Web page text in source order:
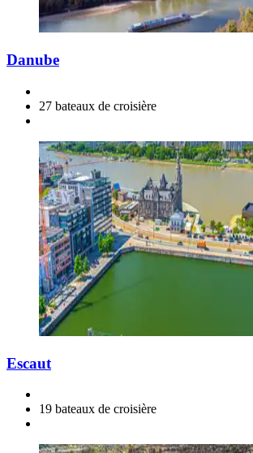
Danube
27 bateaux de croisière
Escaut
19 bateaux de croisière